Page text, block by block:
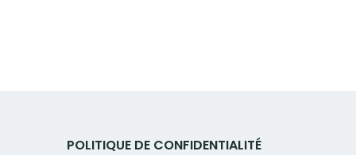
POLITIQUE DE CONFIDENTIALITÉ